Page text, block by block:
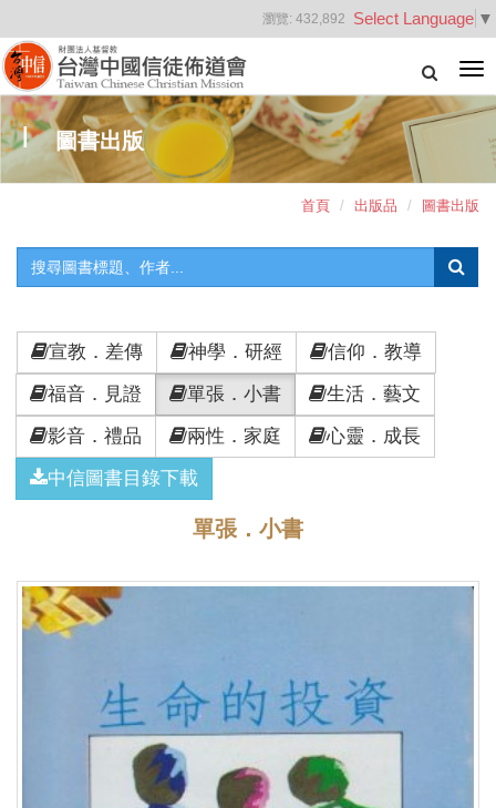
Select Language ▼
瀏覽: 432,892
圖書出版
首頁 出版品 圖書出版
宣教．差傳 神學．研經
信仰．教導
福音．見證
單張．小書
生活．藝文
影音．禮品
兩性．家庭
心靈．成長
中信圖書目錄下載
單張．小書